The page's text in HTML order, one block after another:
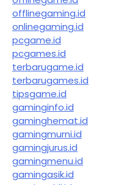
offlinegaming.id
onlinegaming.id
pcgame.id
pcgames.id
terbarugame.id
terbarugames.id
tipsgame.id
gaminginfo.id
gaminghemat.id
gamingmurni.id
gamingjurus.id
gamingmenu.id
gamingasik.id